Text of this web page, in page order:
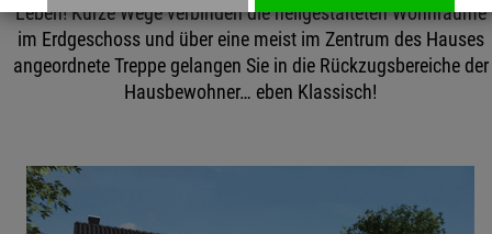
Leben! Kurze Wege verbinden die hellgestalteten Wohnräume
im Erdgeschoss und über eine meist im Zentrum des Hauses
angeordnete Treppe gelangen Sie in die Rückzugsbereiche der
Hausbewohner… eben Klassisch!